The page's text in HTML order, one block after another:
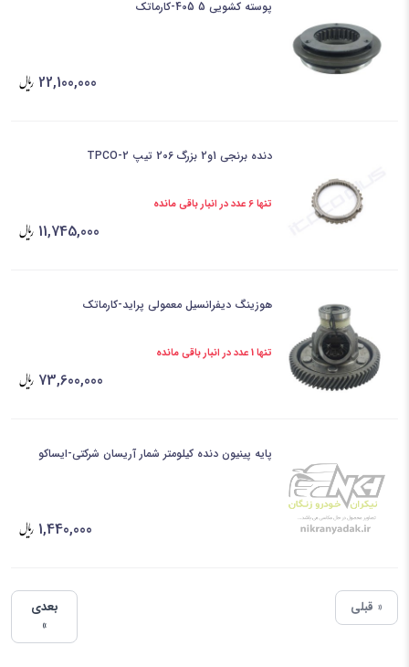
پوسته کشویی 5 405-کارماتک
22,100,000
دنده برنجی 1و2 بزرگ 206 تیپ 2-TPCO
تنها 6 عدد در انبار باقی مانده
11,745,000
هوزینگ دیفرانسیل معمولی پراید-کارماتک
تنها 1 عدد در انبار باقی مانده
73,600,000
پایه پینیون دنده کیلومتر شمار آریسان شرکتی-ایساکو
1,440,000
« قبلی
بعدی
»